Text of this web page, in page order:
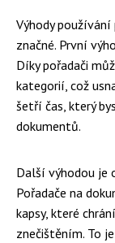
Výhody
značné. První
Díky pořadači
kategorií, což
šetří čas, který
dokumentů.
Další výhodou je
Pořadače na
kapsy, které
znečištěním. To